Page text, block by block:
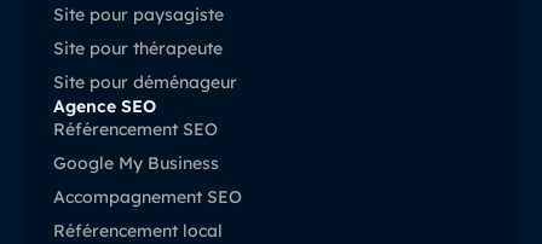
Site pour paysagiste
Site pour thérapeute
Site pour déménageur
Agence SEO
Référencement SEO
Google My Business
Accompagnement SEO
Référencement local